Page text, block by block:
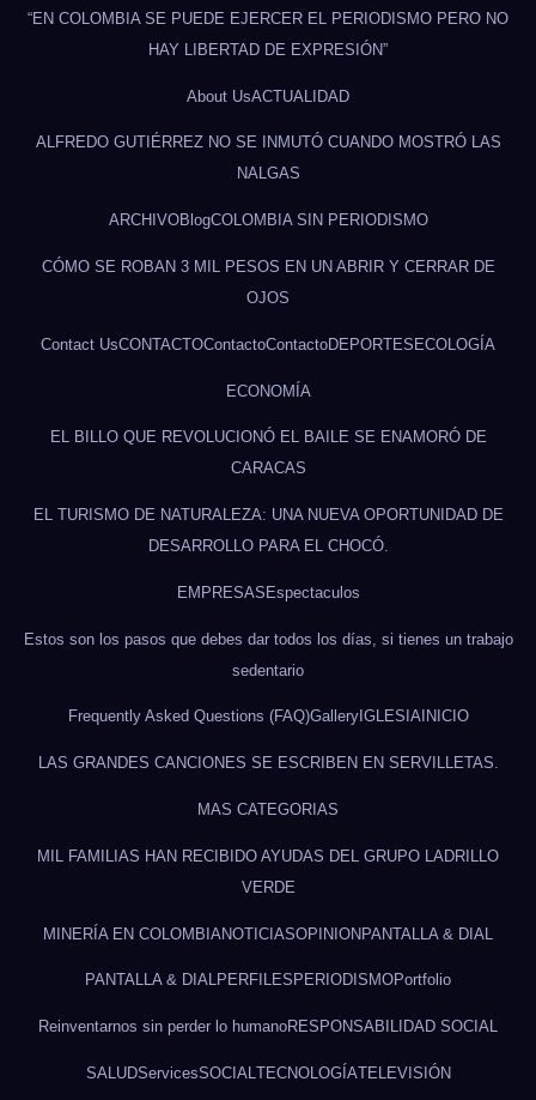
“EN COLOMBIA SE PUEDE EJERCER EL PERIODISMO PERO NO
HAY LIBERTAD DE EXPRESIÓN”
About UsACTUALIDAD
ALFREDO GUTIÉRREZ NO SE INMUTÓ CUANDO MOSTRÓ LAS
NALGAS
ARCHIVOBlogCOLOMBIA SIN PERIODISMO
CÓMO SE ROBAN 3 MIL PESOS EN UN ABRIR Y CERRAR DE
OJOS
Contact UsCONTACTOContactoContactoDEPORTES ECOLOGÍA
ECONOMÍA
EL BILLO QUE REVOLUCIONÓ EL BAILE SE ENAMORÓ DE
CARACAS
EL TURISMO DE NATURALEZA: UNA NUEVA OPORTUNIDAD DE
DESARROLLO PARA EL CHOCÓ.
EMPRESAS Espectaculos
Estos son los pasos que debes dar todos los días, si tienes un trabajo
sedentario
Frequently Asked Questions (FAQ)GalleryIGLESIAINICIO
LAS GRANDES CANCIONES SE ESCRIBEN EN SERVILLETAS.
MAS CATEGORIAS
MIL FAMILIAS HAN RECIBIDO AYUDAS DEL GRUPO LADRILLO
VERDE
MINERÍA EN COLOMBIANOTICIASOPINIONPANTALLA & DIAL
PANTALLA & DIALPERFILES PERIODISMOPortfolio
Reinventarnos sin perder lo humanoRESPONSABILIDAD SOCIAL
SALUDServicesSOCIAL TECNOLOGÍATELEVISIÓN